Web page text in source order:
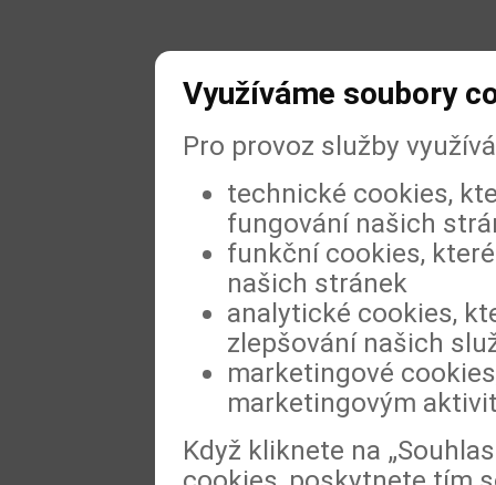
Využíváme soubory
Pro provoz služby
technické cookies,
fungování našich
funkční cookies,
našich stránek
analytické cookies,
zlepšování našich
marketingové
marketingovým
Když kliknete na